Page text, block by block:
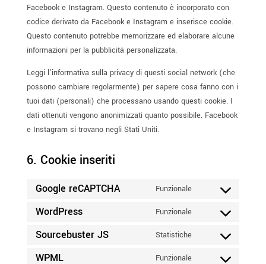
Facebook e Instagram. Questo contenuto è incorporato con
codice derivato da Facebook e Instagram e inserisce cookie.
Questo contenuto potrebbe memorizzare ed elaborare alcune
informazioni per la pubblicità personalizzata.
Leggi l'informativa sulla privacy di questi social network (che
possono cambiare regolarmente) per sapere cosa fanno con i
tuoi dati (personali) che processano usando questi cookie. I
dati ottenuti vengono anonimizzati quanto possibile. Facebook
e Instagram si trovano negli Stati Uniti.
6. Cookie inseriti
Google reCAPTCHA Funzionale
Consent
google-
WordPress Funzionale
Consent
wordpress
Sourcebuster JS Statistiche
Consent
WPML Funzionale